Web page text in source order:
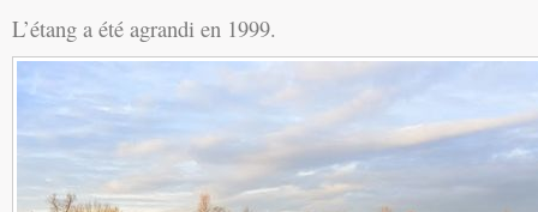
L’étang a été agrandi en 1999.